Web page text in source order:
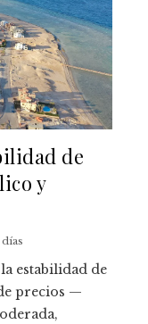
de
y
estabilidad de
precios —